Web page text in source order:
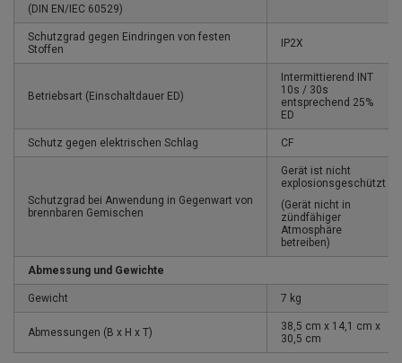
(DIN EN/IEC 60529)
Schutzgrad gegen Eindringen von festen
Stoffen
IP2X
Betriebsart (Einschaltdauer ED)
Intermittierend INT
10s / 30s
entsprechend 25%
ED
Schutz gegen elektrischen Schlag CF
Schutzgrad bei Anwendung in Gegenwart von
brennbaren Gemischen
Gerät ist nicht
explosionsgeschützt
(Gerät nicht in
zündfähiger
Atmosphäre
betreiben)
Abmessung und Gewichte
Gewicht 7 kg
Abmessungen (B x H x T)
38,5 cm x 14,1 cm x
30,5 cm